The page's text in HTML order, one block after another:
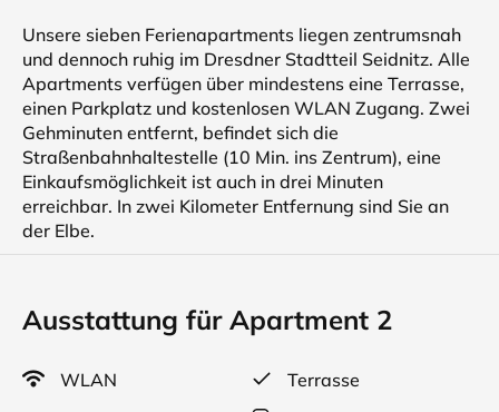
Unsere sieben Ferienapartments liegen zentrumsnah
und dennoch ruhig im Dresdner Stadtteil Seidnitz. Alle
Apartments verfügen über mindestens eine Terrasse,
einen Parkplatz und kostenlosen WLAN Zugang. Zwei
Gehminuten entfernt, befindet sich die
Straßenbahnhaltestelle (10 Min. ins Zentrum), eine
Einkaufsmöglichkeit ist auch in drei Minuten
erreichbar. In zwei Kilometer Entfernung sind Sie an
der Elbe.
Ausstattung für Apartment 2
WLAN
Terrasse